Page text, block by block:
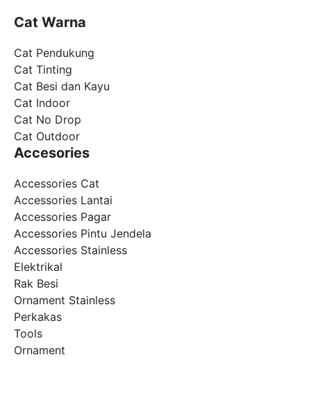
Cat Warna
Cat Pendukung
Cat Tinting
Cat Besi dan Kayu
Cat Indoor
Cat No Drop
Cat Outdoor
Accesories
Accessories Cat
Accessories Lantai
Accessories Pagar
Accessories Pintu Jendela
Accessories Stainless
Elektrikal
Rak Besi
Ornament Stainless
Perkakas
Tools
Ornament